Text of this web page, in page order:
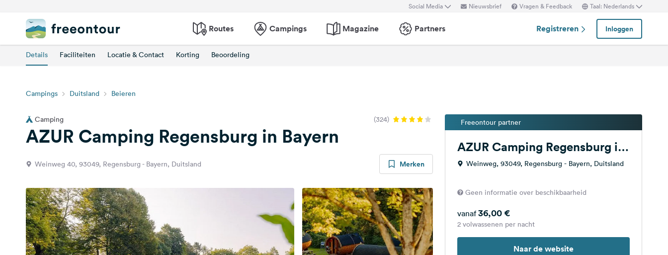
Social Media Nieuwsbrief Vragen & Feedback Taal: Nederlands
Routes Campings Magazine Partners Registreren Inloggen
Details Faciliteiten Locatie & Contact Korting Beoordeling
Campings Duitsland Beieren
Camping (324)
AZUR Camping Regensburg in Bayern
Weinweg 40, 93049, Regensburg - Bayern, Duitsland Merken
Freeontour partner
AZUR Camping Regensburg in
Bayern
Weinweg, 93049, Regensburg - Bayern, Duitsland
Geen informatie over beschikbaarheid
vanaf 36,00 €
2 volwassenen per nacht
Naar de website